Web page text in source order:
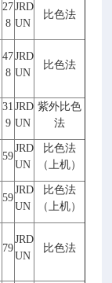
27
8
JRD
UN
比色法
47
8
JRD
UN
比色法
31
9
JRD
UN
紫外比色
法
59
JRD
UN
比色法
（上机）
59
JRD
UN
比色法
（上机）
79
JRD
UN
比色法